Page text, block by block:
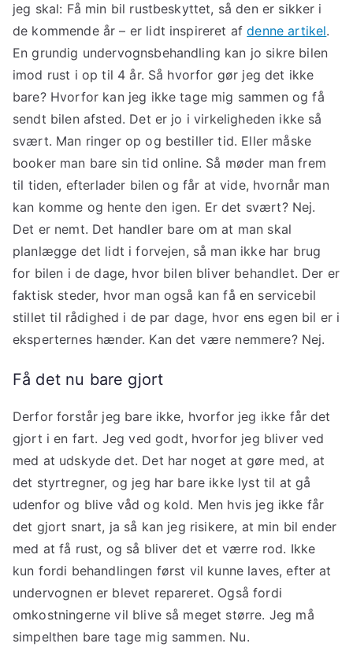
jeg skal: Få min bil rustbeskyttet, så den er sikker i
de kommende år – er lidt inspireret afdenne artikel.
En grundig undervognsbehandling kan jo sikre bilen
imod rust i op til 4 år. Så hvorfor gør jeg det ikke
bare? Hvorfor kan jeg ikke tage mig sammen og få
sendt bilen afsted. Det er jo i virkeligheden ikke så
svært. Man ringer op og bestiller tid. Eller måske
booker man bare sin tid online. Så møder man frem
til tiden, efterlader bilen og får at vide, hvornår man
kan komme og hente den igen. Er det svært? Nej.
Det er nemt. Det handler bare om at man skal
planlægge det lidt i forvejen, så man ikke har brug
for bilen i de dage, hvor bilen bliver behandlet. Der er
faktisk steder, hvor man også kan få en servicebil
stillet til rådighed i de par dage, hvor ens egen bil er i
eksperternes hænder. Kan det være nemmere? Nej.
Få det nu bare gjort
Derfor forstår jeg bare ikke, hvorfor jeg ikke får det
gjort i en fart. Jeg ved godt, hvorfor jeg bliver ved
med at udskyde det. Det har noget at gøre med, at
det styrtregner, og jeg har bare ikke lyst til at gå
udenfor og blive våd og kold. Men hvis jeg ikke får
det gjort snart, ja så kan jeg risikere, at min bil ender
med at få rust, og så bliver det et værre rod. Ikke
kun fordi behandlingen først vil kunne laves, efter at
undervognen er blevet repareret. Også fordi
omkostningerne vil blive så meget større. Jeg må
simpelthen bare tage mig sammen. Nu.